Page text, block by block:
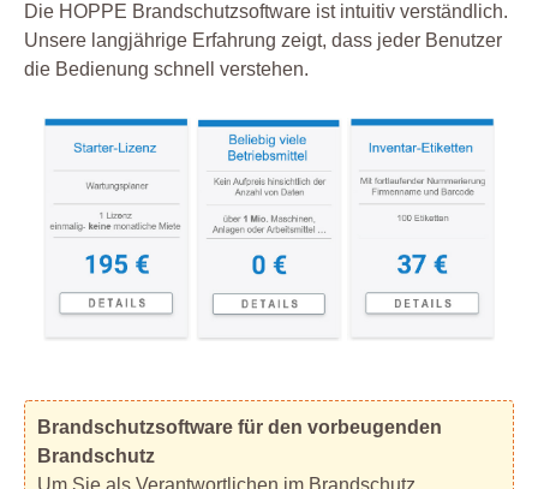
Die HOPPE Brandschutzsoftware ist intuitiv verständlich.
Unsere langjährige Erfahrung zeigt, dass jeder Benutzer
die Bedienung schnell verstehen.
Brandschutzsoftware für den vorbeugenden
Brandschutz
Um Sie als Verantwortlichen im Brandschutz